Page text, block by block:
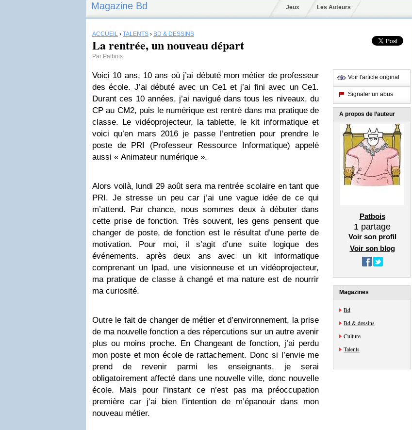
Magazine Bd Jeux Les Auteurs
ACCUEIL › TALENTS › BD & DESSINS
La rentrée, un nouveau départ
Par Patbois
Voici 10 ans, 10 ans où j’ai débuté mon métier de professeur
des école. J’ai débuté avec un Ce1 et j’ai fini avec un Ce1.
Durant ces 10 années, j’ai navigué dans tous les niveaux, du
CP au CM2, puis le numérique est rentré dans ma pratique de
classe. Le vidéoprojecteur, la tablette, le kit informatique et
voici qu’en mars 2016 je passe l’entretien pour prendre le
poste de PRI (Professeur Ressource Informatique) appelé
aussi « Animateur numérique ».
Alors voilà, lundi 29 août sera ma rentrée scolaire en tant que
PRI. Je stresse un peu car j’ai une vague idée de ce qui
m’attend. Par chance, nous sommes deux à débuter dans
cette prise de fonction. Très souvent, les gens pensent que
changer de poste, de fonction est le résultat d’une perte de
motivation. Pour moi, il s’agit d’une suite logique des
événements. après deux ans avec un kit informatique
comprenant un Ipad, une visionneuse et un vidéoprojecteur,
ma pratique de classe à changé et ma nature est de nourrir
ma curiosité.
Outre le fait de changer de métier et d’environnement, la prise
de ma nouvelle fonction a des répercutions sur un autre avenir
plus ou moins proche. En Changeant de fonction, j’ai perdu
mon poste et mon école de rattachement. Donc si l’envie me
prend de revenir parmi les enseignants, je serai
obligatoirement affecté dans une nouvelle ville, donc nouvelle
école. Mais pour l’instant ce n’est pas ma préoccupation
première car j’ai bien l’intention de m’épanouir dans mon
nouveau métier.
Voir l'article original
Signaler un abus
A propos de l’auteur
Patbois
1 partage
Voir son profil
Voir son blog
Magazines
Bd
Bd & dessins
Culture
Talents